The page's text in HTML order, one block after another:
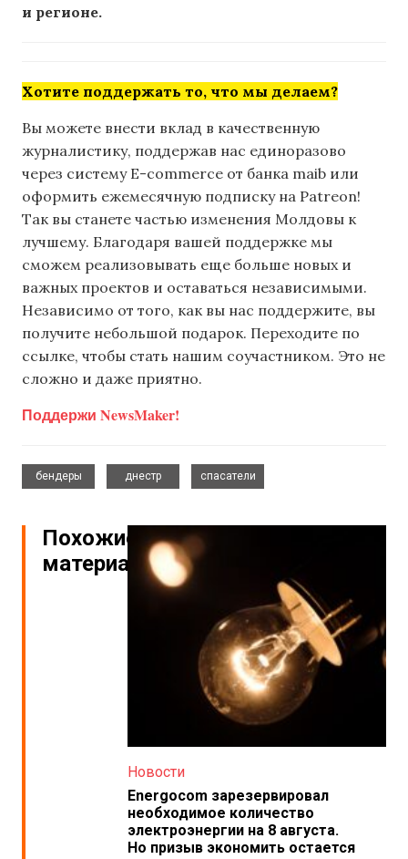
и регионе.
Хотите поддержать то, что мы делаем?
Вы можете внести вклад в качественную
журналистику, поддержав нас единоразово
через систему E-commerce от банка maib или
оформить ежемесячную подписку на Patreon!
Так вы станете частью изменения Молдовы к
лучшему. Благодаря вашей поддержке мы
сможем реализовывать еще больше новых и
важных проектов и оставаться независимыми.
Независимо от того, как вы нас поддержите, вы
получите небольшой подарок. Переходите по
ссылке, чтобы стать нашим соучастником. Это не
сложно и даже приятно.
Поддержи NewsMaker!
бендеры
днестр
спасатели
Похожие
материалы
Новости
Energocom зарезервировал
необходимое количество
электроэнергии на 8 августа.
Но призыв экономить остается